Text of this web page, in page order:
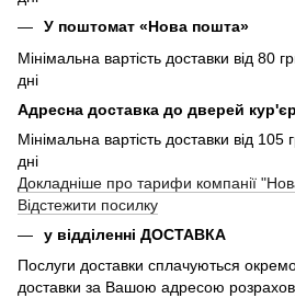
У поштомат «Нова пошта»
Мінімальна вартість доставки від 80
дні
Адресна доставка до дверей
Мінімальна вартість доставки від 105
дні
Докладніше про тарифи компанії
Відстежити посилку
у відділенні ДОСТАВКА
Послуги доставки сплачуються окремо
доставки за Вашою адресою